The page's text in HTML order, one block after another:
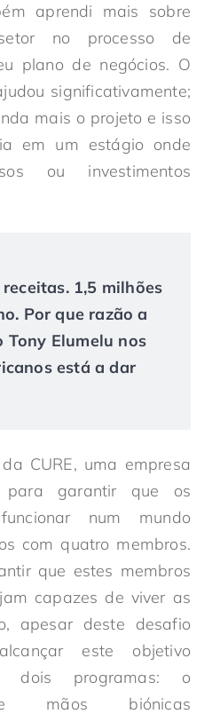
aprendi mais sobre
no processo de
plano de negócios. O
significativamente;
mais o projeto e isso
em um estágio onde
ou investimentos
1,5 milhões
Por que razão a
Tony Elumelu nos
está a dar
CURE, uma empresa
para garantir que os
num mundo
com quatro membros.
que estes membros
capazes de viver as
apesar deste desafio
este objetivo
dois programas: o
mãos biónicas